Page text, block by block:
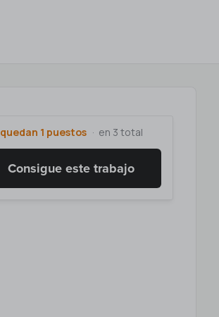
quedan 1 puestos en 3 total
Consigue este trabajo